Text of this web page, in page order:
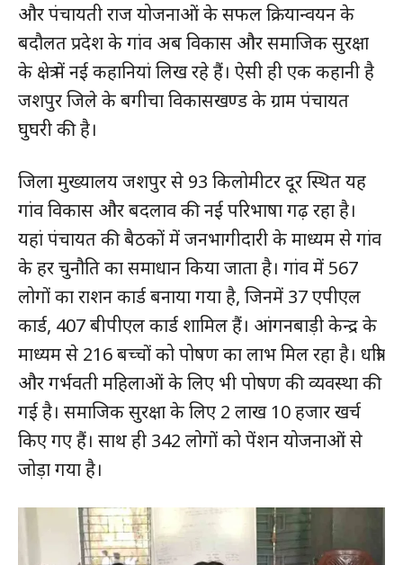
और पंचायती राज योजनाओं के सफल क्रियान्वयन के
बदौलत प्रदेश के गांव अब विकास और समाजिक सुरक्षा
के क्षेत्र में नई कहानियां लिख रहे हैं। ऐसी ही एक कहानी है
जशपुर जिले के बगीचा विकासखण्ड के ग्राम पंचायत
घुघरी की है।
जिला मुख्यालय जशपुर से 93 किलोमीटर दूर स्थित यह
गांव विकास और बदलाव की नई परिभाषा गढ़ रहा है।
यहां पंचायत की बैठकों में जनभागीदारी के माध्यम से गांव
के हर चुनौति का समाधान किया जाता है। गांव में 567
लोगों का राशन कार्ड बनाया गया है, जिनमें 37 एपीएल
कार्ड, 407 बीपीएल कार्ड शामिल हैं। आंगनबाड़ी केन्द्र के
माध्यम से 216 बच्चों को पोषण का लाभ मिल रहा है। धात्री
और गर्भवती महिलाओं के लिए भी पोषण की व्यवस्था की
गई है। समाजिक सुरक्षा के लिए 2 लाख 10 हजार खर्च
किए गए हैं। साथ ही 342 लोगों को पेंशन योजनाओं से
जोड़ा गया है।